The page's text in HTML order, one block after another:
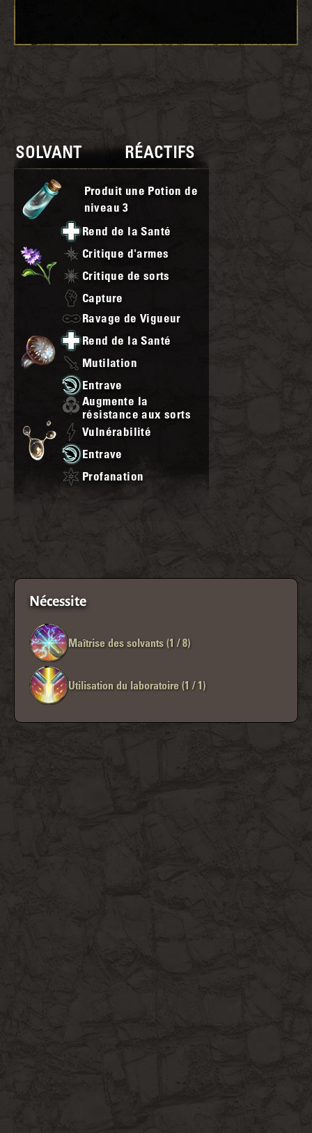
SOLVANT RÉACTIFS
Produit une Potion de
niveau3
Rend de la Santé
Critique d'armes
Critique de sorts
Capture
Ravage de Vigueur
Rend de la Santé
Mutilation
Entrave
Augmente la
résistance aux sorts
Vulnérabilité
Entrave
Profanation
Nécessite
Maîtrise des solvants (1 / 8)
Utilisation du laboratoire (1 / 1)